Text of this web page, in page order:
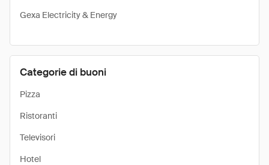
Gexa Electricity & Energy
Categorie di buoni
Pizza
Ristoranti
Televisori
Hotel